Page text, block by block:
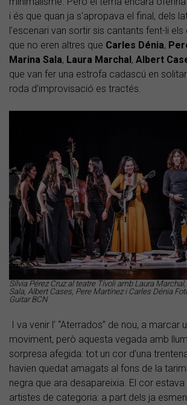
i és que quan ja s'apropava el final, dels
l’escenari van sortir sis cantants fent-li
que no eren altres que Carles Dénia,
Marina Sala, Laura Marchal, Albert
que van fer una estrofa cadascú en
roda d’improvisació es tractés.
Sílvia Pérez Cruz al teatre Tívoli amb Laura
Sala, Albert Cases, Pere Martínez i Carles Dénia
Guitar BCN
I va venir l’ “Aterrados” de nou, a marcar
moviment, però aquesta vegada amb
sorpresa afegida: tot un cor d’una
havien quedat amagats al fons de la
negra que ara desapareixia. El cor
artistes de categoria: a part dels ja